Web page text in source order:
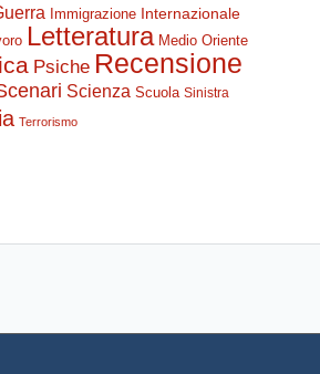
Immigrazione Internazionale
Letteratura Medio Oriente
Psiche Recensione
Scienza Scuola Sinistra
Terrorismo